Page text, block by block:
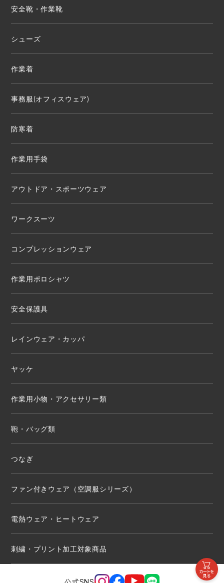
安全靴・作業靴
シューズ
作業着
事務服(オフィスウェア)
防寒着
作業用手袋
アウトドア・スポーツウェア
ワークスーツ
コンプレッションウェア
作業用ポロシャツ
安全保護具
レインウェア・カッパ
ヤッケ
作業用小物・アクセサリー類
鞄・バッグ類
つなぎ
ファン付きウェア（空調服シリーズ）
電熱ウェア・ヒートウェア
刺繍・プリント加工対象商品